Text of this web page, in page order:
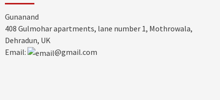
Gunanand
408 Gulmohar apartments, lane number 1, Mothrowala,
Dehradun, UK
Email:
@gmail.com